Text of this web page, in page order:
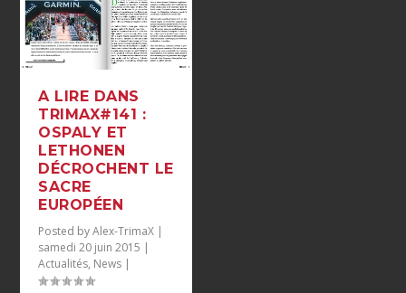
A LIRE DANS
TRIMAX#141 :
OSPALY ET
LETHONEN
DÉCROCHENT LE
SACRE
EUROPÉEN
Posted byAlex-TrimaX |
samedi 20 juin 2015 |
Actualités, News |